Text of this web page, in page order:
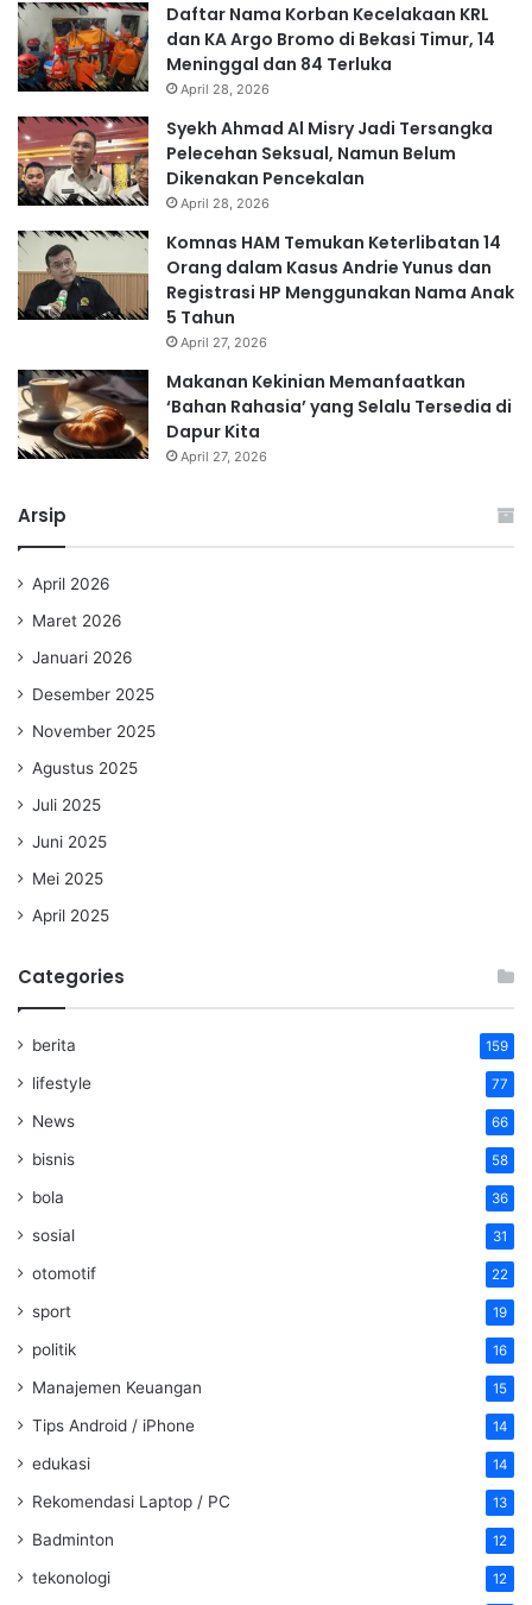
Daftar Nama Korban Kecelakaan KRL
dan KA Argo Bromo di Bekasi Timur, 14
Meninggal dan 84 Terluka
April 28, 2026
Syekh Ahmad Al Misry Jadi Tersangka
Pelecehan Seksual, Namun Belum
Dikenakan Pencekalan
April 28, 2026
Komnas HAM Temukan Keterlibatan 14
Orang dalam Kasus Andrie Yunus dan
Registrasi HP Menggunakan Nama Anak
5 Tahun
April 27, 2026
Makanan Kekinian Memanfaatkan
‘Bahan Rahasia’ yang Selalu Tersedia di
Dapur Kita
April 27, 2026
Arsip
April 2026
Maret 2026
Januari 2026
Desember 2025
November 2025
Agustus 2025
Juli 2025
Juni 2025
Mei 2025
April 2025
Categories
berita 159
lifestyle 77
News 66
bisnis 58
bola 36
sosial 31
otomotif 22
sport 19
politik 16
Manajemen Keuangan 15
Tips Android / iPhone 14
edukasi 14
Rekomendasi Laptop / PC 13
Badminton 12
tekonologi 12